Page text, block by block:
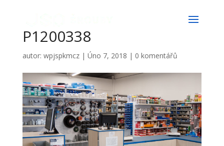
P1200338
autor: wpjspkmcz| Úno 7, 2018 | 0 komentářů